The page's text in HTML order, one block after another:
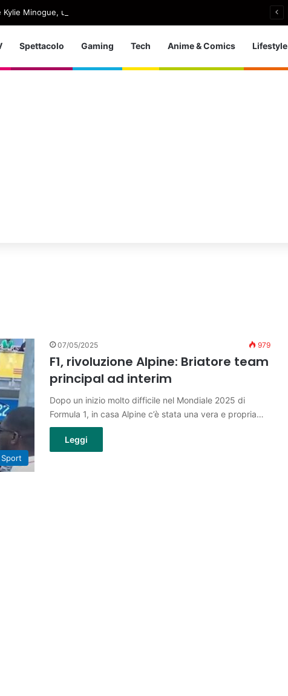
Kylie Minogue, uscito Love Sensation (Afterhours Mix)
Spettacolo Gaming Tech Anime & Comics Lifestyle
Sport
07/05/2025 979
F1, rivoluzione Alpine: Briatore team
principal ad interim
Dopo un inizio molto difficile nel Mondiale 2025 di
Formula 1, in casa Alpine c’è stata una vera e propria…
Leggi